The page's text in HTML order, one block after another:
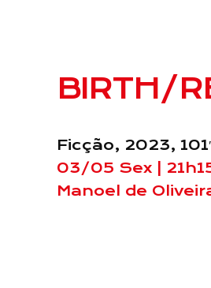
BIRTH/
Ficção, 2023, 101′
03/05 Sex |
Manoel de